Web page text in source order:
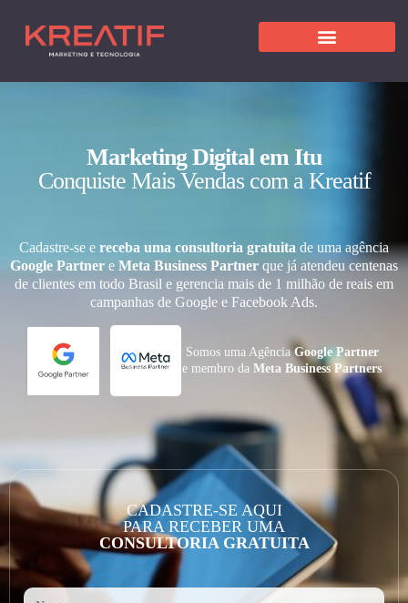
Marketing Digital em Itu
Conquiste Mais Vendas com a Kreatif
Cadastre-se e receba uma consultoria gratuita de uma agência
Google Partner e Meta Business Partner que já atendeu centenas
de clientes em todo Brasil e gerencia mais de 1 milhão de reais em
campanhas de Google e Facebook Ads.
Somos uma AgênciaGoogle Partner
e membro daMeta Business Partners
CADASTRE-SE AQUI
PARA RECEBER UMA
CONSULTORIA GRATUITA